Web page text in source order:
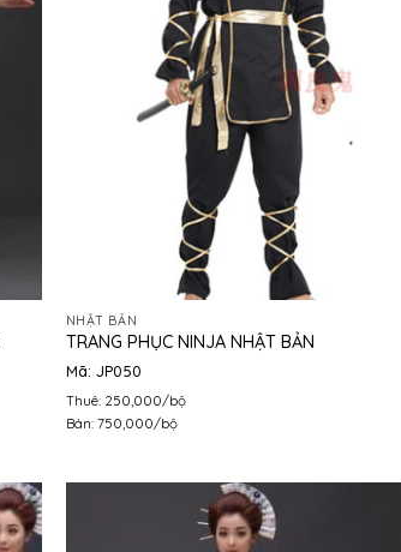
NHẬT BẢN
TRANG PHỤC NINJA NHẬT BẢN
Mã: JP050
Thuê: 250,000/bộ
Bán: 750,000/bộ